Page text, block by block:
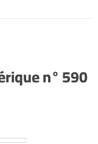
n° 590